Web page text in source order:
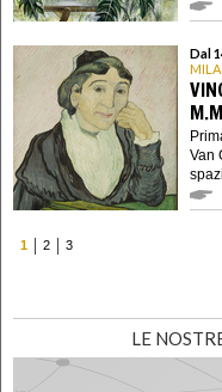
Dal
Van
1 2
3
LE